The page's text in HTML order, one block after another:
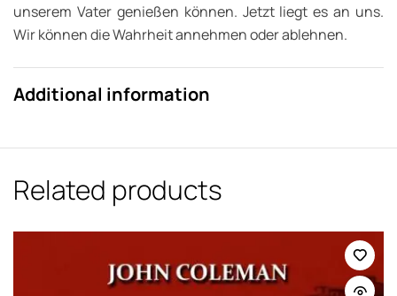
unserem Vater genießen können. Jetzt liegt es an uns.
Wir können die Wahrheit annehmen oder ablehnen.
Additional information
Related products